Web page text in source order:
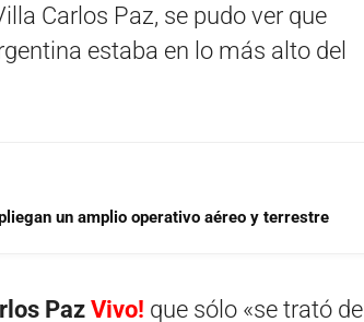
Carlos Paz, se pudo ver que
estaba en lo más alto del
un amplio operativo aéreo y terrestre
PazVivo! que sólo «se trató de